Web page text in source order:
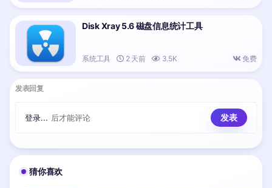
Disk Xray 5.6 磁盘信息统计工具
系统工具 2 天前 3.5K 免费
发表回复
登录... 后才能评论
猜你喜欢